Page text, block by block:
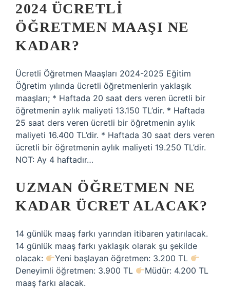
2024 ÜCRETLI
ÖĞRETMEN MAAŞI NE
KADAR?
Ücretli Öğretmen Maaşları 2024-2025 Eğitim
Öğretim yılında ücretli öğretmenlerin yaklaşık
maaşları; * Haftada 20 saat ders veren ücretli bir
öğretmenin aylık maliyeti 13.150 TL’dir. * Haftada
25 saat ders veren ücretli bir öğretmenin aylık
maliyeti 16.400 TL’dir. * Haftada 30 saat ders veren
ücretli bir öğretmenin aylık maliyeti 19.250 TL’dir.
NOT: Ay 4 haftadır…
UZMAN ÖĞRETMEN NE
KADAR ÜCRET ALACAK?
14 günlük maaş farkı yarından itibaren yatırılacak.
14 günlük maaş farkı yaklaşık olarak şu şekilde
olacak:
Yeni başlayan öğretmen: 3.200 TL
Deneyimli öğretmen: 3.900 TL
Müdür: 4.200 TL
maaş farkı alacak.